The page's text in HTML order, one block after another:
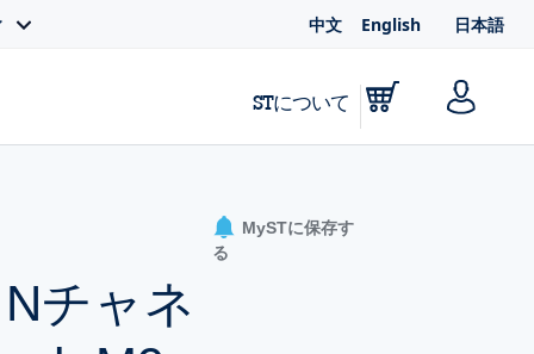
中文 English 日本語
STについて
チャネ
MySTに保存す
る